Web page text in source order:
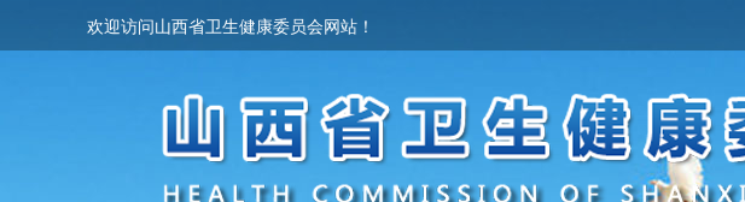
欢迎访问山西省卫生健康委员会网站！